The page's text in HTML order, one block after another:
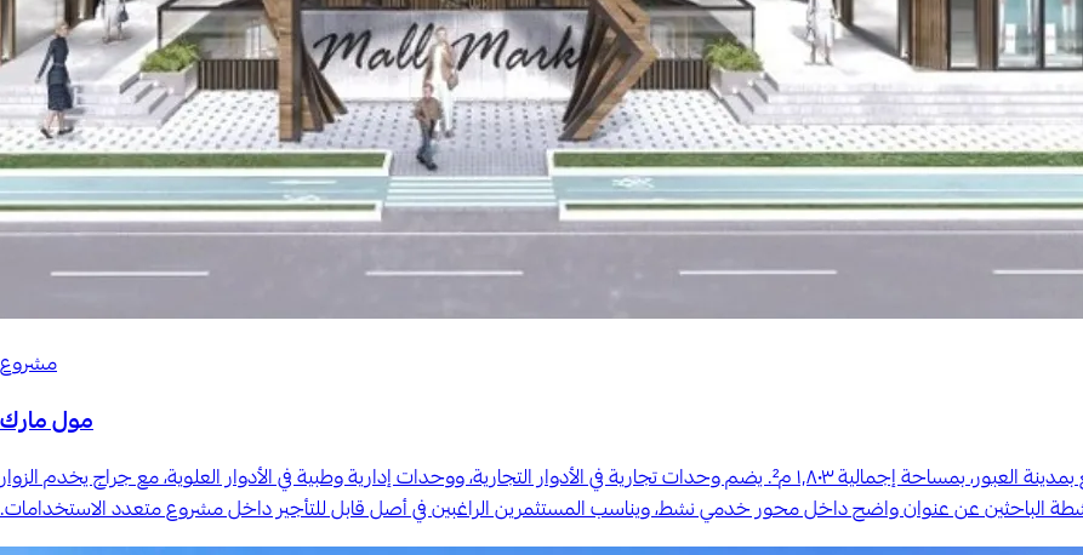
مشروع
مول مارك
مول مارك مشروع ( تجاري إداري طبي ) في شارع الثقافة بالحي التاسع بمدينة العبور، بمساحة إجمالية ١٬٨٠٣ م². يضم وحدات تجارية في الأدوار التجارية، ووحدات إدارية وطبية في الأدوار العلوية، مع جراج يخدم الزوار
الباحثين عن عنوان واضح داخل محور خدمي نشط، ويناسب المستثمرين الراغبين في أصل قابل للتأجير داخل مشروع متعدد الاستخدامات.